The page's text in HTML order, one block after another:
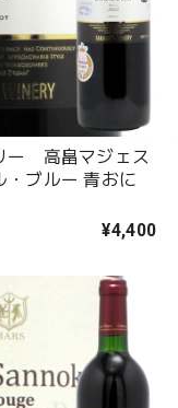
ー 高畠マジェス
ブルー 青おに
¥4,400